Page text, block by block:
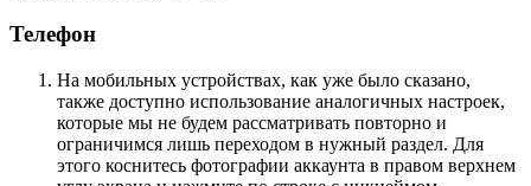
Телефон
На мобильных устройствах, как уже было сказано,
также доступно использование аналогичных настроек,
которые мы не будем рассматривать повторно и
ограничимся лишь переходом в нужный раздел. Для
этого коснитесь фотографии аккаунта в правом верхнем